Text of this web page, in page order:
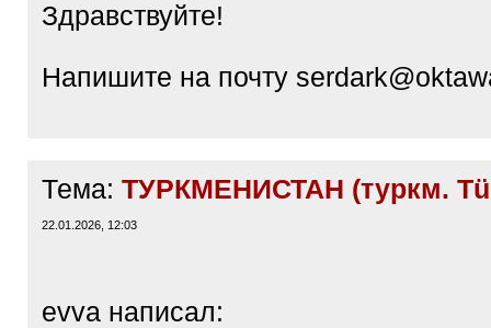
Здравствуйте!
Напишите на почту
Тема: ТУРКМЕНИСТАН (туркм.
22.01.2026, 12:03
evva написал: